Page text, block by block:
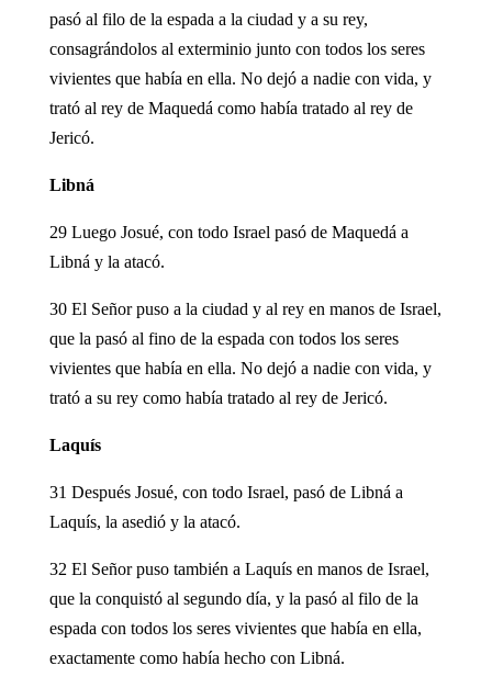
pasó al filo de la espada a la ciudad y a su rey,
consagrándolos al exterminio junto con todos los seres
vivientes que había en ella. No dejó a nadie con vida, y
trató al rey de Maquedá como había tratado al rey de
Jericó.
Libná
29 Luego Josué, con todo Israel pasó de Maquedá a
Libná y la atacó.
30 El Señor puso a la ciudad y al rey en manos de Israel,
que la pasó al fino de la espada con todos los seres
vivientes que había en ella. No dejó a nadie con vida, y
trató a su rey como había tratado al rey de Jericó.
Laquís
31 Después Josué, con todo Israel, pasó de Libná a
Laquís, la asedió y la atacó.
32 El Señor puso también a Laquís en manos de Israel,
que la conquistó al segundo día, y la pasó al filo de la
espada con todos los seres vivientes que había en ella,
exactamente como había hecho con Libná.